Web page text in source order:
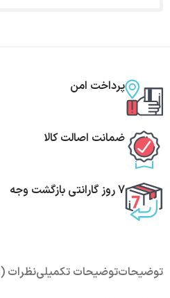
پرداخت امن
ضمانت اصالت کالا
7 روز گارانتی بازگشت وجه
توضیحاتتوضیحات تکمیلینظرات (0)